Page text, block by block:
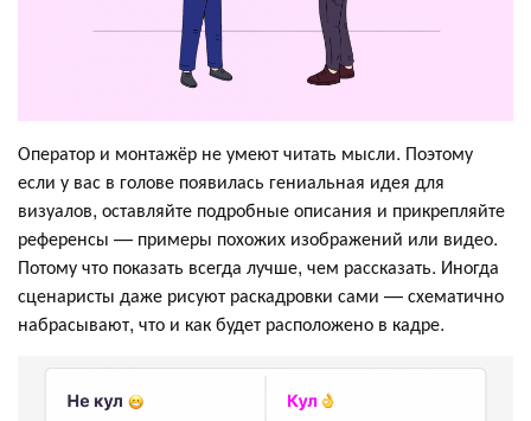
Оператор и монтажёр не умеют читать мысли. Поэтому
если у вас в голове появилась гениальная идея для
визуалов, оставляйте подробные описания и прикрепляйте
референсы — примеры похожих изображений или видео.
Потому что показать всегда лучше, чем рассказать. Иногда
сценаристы даже рисуют раскадровки сами — схематично
набрасывают, что и как будет расположено в кадре.